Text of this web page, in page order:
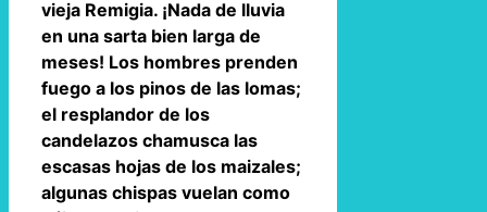
vieja Remigia. ¡Nada de lluvia
en una sarta bien larga de
meses! Los hombres prenden
fuego a los pinos de las lomas;
el resplandor de los
candelazos chamusca las
escasas hojas de los maizales;
algunas chispas vuelan como